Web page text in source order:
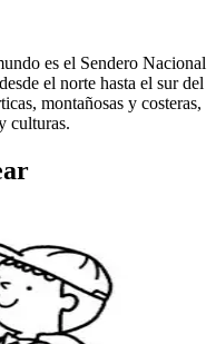
es el Sendero Nacional
el norte hasta el sur del
montañosas y costeras,
culturas.